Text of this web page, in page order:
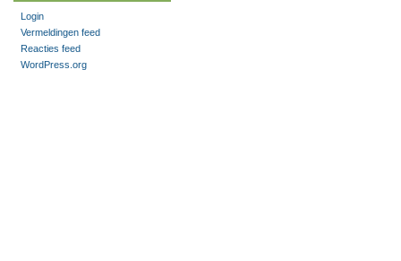
Login
Vermeldingen feed
Reacties feed
WordPress.org